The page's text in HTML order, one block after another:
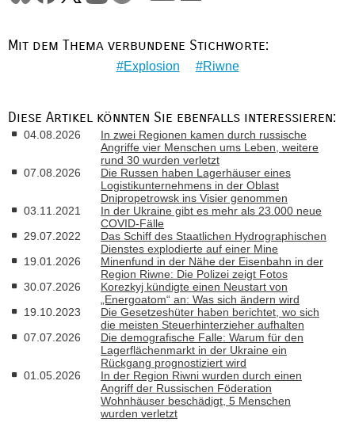
Mit dem Thema verbundene Stichworte:
Explosion Riwne
Diese Artikel könnten Sie ebenfalls interessieren:
04.08.2026
In zwei Regionen kamen durch russische
Angriffe vier Menschen ums Leben, weitere
rund 30 wurden verletzt
07.08.2026
Die Russen haben Lagerhäuser eines
Logistikunternehmens in der Oblast
Dnipropetrowsk ins Visier genommen
03.11.2021
In der Ukraine gibt es mehr als 23.000 neue
COVID-Fälle
29.07.2022
Das Schiff des Staatlichen Hydrographischen
Dienstes explodierte auf einer Mine
19.01.2026
Minenfund in der Nähe der Eisenbahn in der
Region Riwne: Die Polizei zeigt Fotos
30.07.2026
Korezkyj kündigte einen Neustart von
„Energoatom“ an: Was sich ändern wird
19.10.2023
Die Gesetzeshüter haben berichtet, wo sich
die meisten Steuerhinterzieher aufhalten
07.07.2026
Die demografische Falle: Warum für den
Lagerflächenmarkt in der Ukraine ein
Rückgang prognostiziert wird
01.05.2026
In der Region Riwni wurden durch einen
Angriff der Russischen Föderation
Wohnhäuser beschädigt, 5 Menschen
wurden verletzt